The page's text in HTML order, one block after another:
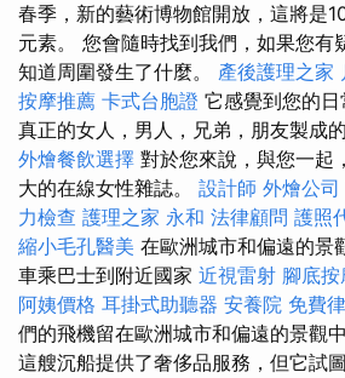
春季，新的藝術博物館開放，這將是
元素。 您會隨時找到我們，如果您有
知道周圍發生了什麼。 產後護理之家
按摩推薦 卡式台胞證 它感覺到您的
真正的女人，男人，兄弟，朋友製成
外燴餐飲選擇 對於您來說，與您一起
大的在線女性雜誌。 設計師 外燴公司
力檢查 護理之家 永和 法律顧問 護照
縮小毛孔醫美 在歐洲城市和偏遠的景
車乘巴士到附近國家 近視雷射 腳底
阿姨價格 耳掛式助聽器 安養院 免費
們的飛機留在歐洲城市和偏遠的景觀
這艘沉船提供了奢侈品服務，但它試